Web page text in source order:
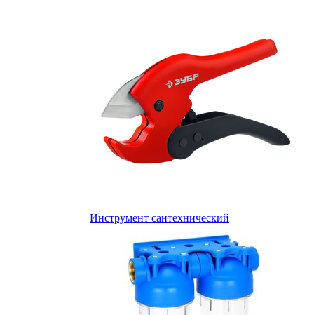
Инструмент сантехнический